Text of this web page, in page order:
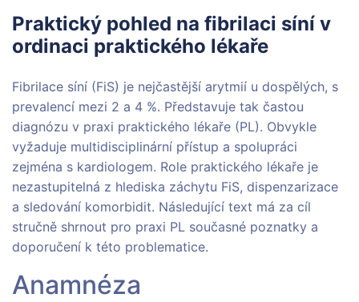
Praktický pohled na fibrilaci síní v
ordinaci praktického lékaře
Fibrilace síní (FiS) je nejčastější arytmií u dospělých, s
prevalencí mezi 2 a 4 %. Představuje tak častou
diagnózu v praxi praktického lékaře (PL). Obvykle
vyžaduje multidisciplinární přístup a spolupráci
zejména s kardiologem. Role praktického lékaře je
nezastupitelná z hlediska záchytu FiS, dispenzarizace
a sledování komorbidit. Následující text má za cíl
stručně shrnout pro praxi PL současné poznatky a
doporučení k této problematice.
Anamnéza